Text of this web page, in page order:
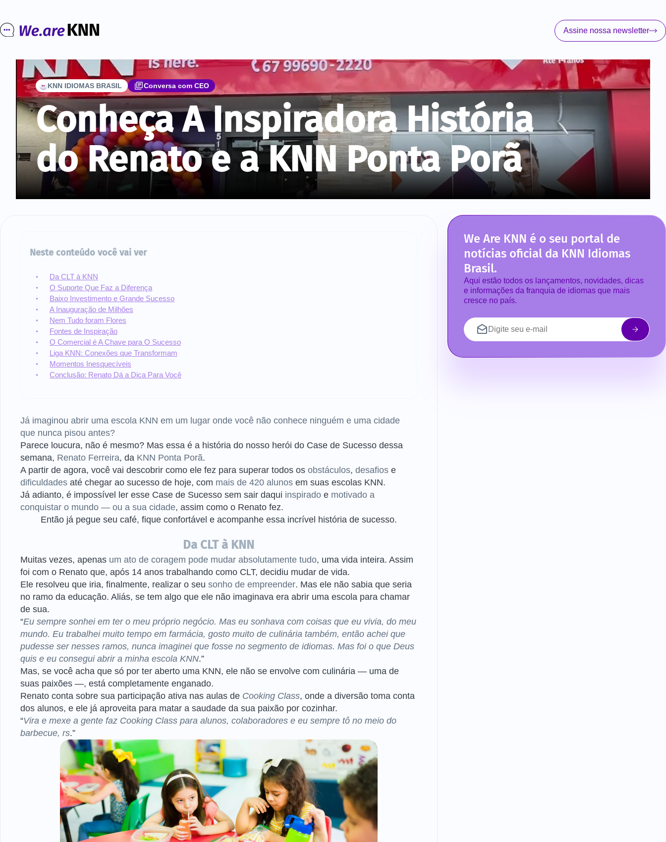
Assine nossa newsletter
KNN IDIOMAS BRASIL Conversa com CEO
Conheça A Inspiradora História
do Renato e a KNN Ponta Porã
Neste conteúdo você vai ver
Da CLT à KNN
O Suporte Que Faz a Diferença
Baixo Investimento e Grande Sucesso
A Inauguração de Milhões
Nem Tudo foram Flores
Fontes de Inspiração
O Comercial é A Chave para O Sucesso
Liga KNN: Conexões que Transformam
Momentos Inesquecíveis
Conclusão: Renato Dá a Dica Para Você
Já imaginou abrir uma escola KNN em um lugar onde você não conhece ninguém e uma cidade
que nunca pisou antes?
Parece loucura, não é mesmo? Mas essa é a história do nosso herói do Case de Sucesso dessa
semana, Renato Ferreira, da KNN Ponta Porã.
A partir de agora, você vai descobrir como ele fez para superar todos os obstáculos, desafios e
dificuldades até chegar ao sucesso de hoje, com mais de 420 alunos em suas escolas KNN.
Já adianto, é impossível ler esse Case de Sucesso sem sair daqui inspirado e motivado a
conquistar o mundo — ou a sua cidade, assim como o Renato fez.
Então já pegue seu café, fique confortável e acompanhe essa incrível história de sucesso.
Da CLT à KNN
Muitas vezes, apenas um ato de coragem pode mudar absolutamente tudo, uma vida inteira. Assim
foi com o Renato que, após 14 anos trabalhando como CLT, decidiu mudar de vida.
Ele resolveu que iria, finalmente, realizar o seu sonho de empreender. Mas ele não sabia que seria
no ramo da educação. Aliás, se tem algo que ele não imaginava era abrir uma escola para chamar
de sua.
“Eu sempre sonhei em ter o meu próprio negócio. Mas eu sonhava com coisas que eu vivia, do meu
mundo. Eu trabalhei muito tempo em farmácia, gosto muito de culinária também, então achei que
pudesse ser nesses ramos, nunca imaginei que fosse no segmento de idiomas. Mas foi o que Deus
quis e eu consegui abrir a minha escola KNN.”
Mas, se você acha que só por ter aberto uma KNN, ele não se envolve com culinária — uma de
suas paixões —, está completamente enganado.
Renato conta sobre sua participação ativa nas aulas de Cooking Class, onde a diversão toma conta
dos alunos, e ele já aproveita para matar a saudade da sua paixão por cozinhar.
“Vira e mexe a gente faz Cooking Class para alunos, colaboradores e eu sempre tô no meio do
barbecue, rs.”
We Are KNN é o seu portal de
notícias oficial da KNN Idiomas
Brasil.
Aqui estão todos os lançamentos, novidades, dicas
e informações da franquia de idiomas que mais
cresce no país.